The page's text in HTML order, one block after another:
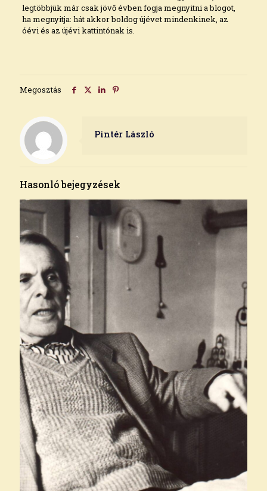
legtöbbjük már csak jövő évben fogja megnyitni a blogot,
ha megnyitja: hát akkor boldog újévet mindenkinek, az
óévi és az újévi kattintónak is.
Megosztás
Pintér László
Hasonló bejegyzések